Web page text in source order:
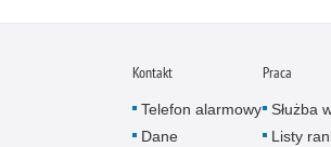
Kontakt
Telefon alarmowy
Dane
Praca
Służba
Listy